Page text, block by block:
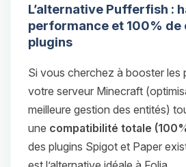
L’alternative Pufferfish :
performance et 100%
plugins
Si vous cherchez à booster les
votre serveur Minecraft
meilleure gestion des entités)
une compatibilité totale
des plugins Spigot et Paper